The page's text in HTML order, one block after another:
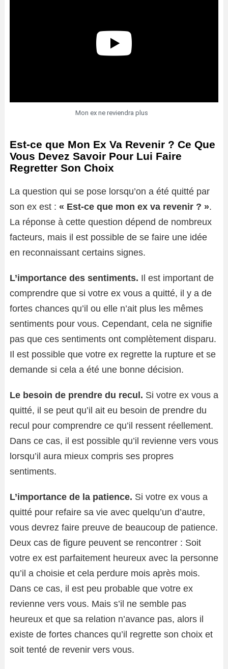
Mon ex ne reviendra plus
Est-ce que Mon Ex Va Revenir ? Ce Que
Vous Devez Savoir Pour Lui Faire
Regretter Son Choix
La question qui se pose lorsqu’on a été quitté par
son ex est : « Est-ce que mon ex va revenir ? ».
La réponse à cette question dépend de nombreux
facteurs, mais il est possible de se faire une idée
en reconnaissant certains signes.
L’importance des sentiments. Il est important de
comprendre que si votre ex vous a quitté, il y a de
fortes chances qu’il ou elle n’ait plus les mêmes
sentiments pour vous. Cependant, cela ne signifie
pas que ces sentiments ont complètement disparu.
Il est possible que votre ex regrette la rupture et se
demande si cela a été une bonne décision.
Le besoin de prendre du recul. Si votre ex vous a
quitté, il se peut qu’il ait eu besoin de prendre du
recul pour comprendre ce qu’il ressent réellement.
Dans ce cas, il est possible qu’il revienne vers vous
lorsqu’il aura mieux compris ses propres
sentiments.
L’importance de la patience. Si votre ex vous a
quitté pour refaire sa vie avec quelqu’un d’autre,
vous devrez faire preuve de beaucoup de patience.
Deux cas de figure peuvent se rencontrer : Soit
votre ex est parfaitement heureux avec la personne
qu’il a choisie et cela perdure mois après mois.
Dans ce cas, il est peu probable que votre ex
revienne vers vous. Mais s’il ne semble pas
heureux et que sa relation n’avance pas, alors il
existe de fortes chances qu’il regrette son choix et
soit tenté de revenir vers vous.